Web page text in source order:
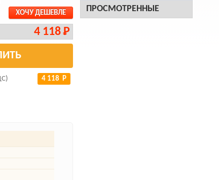
ПРОСМОТРЕННЫЕ
ХОЧУ ДЕШЕВЛЕ
4 118 Р
4 118 Р